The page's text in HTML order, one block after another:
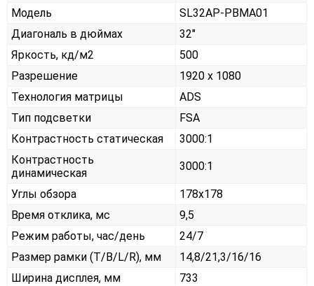
Модель
SL32AP-PBMA01
Диагональ в дюймах
32"
Яркость, кд/м2
500
Разрешение
1920 x 1080
Технология матрицы
ADS
Тип подсветки
FSA
Контрастность статическая
3000:1
Контрастность
динамическая
3000:1
Углы обзора
178x178
Время отклика, мс
9,5
Режим работы, час/день
24/7
Размер рамки (T/B/L/R), мм
14,8/21,3/16/16
Ширина дисплея, мм
733